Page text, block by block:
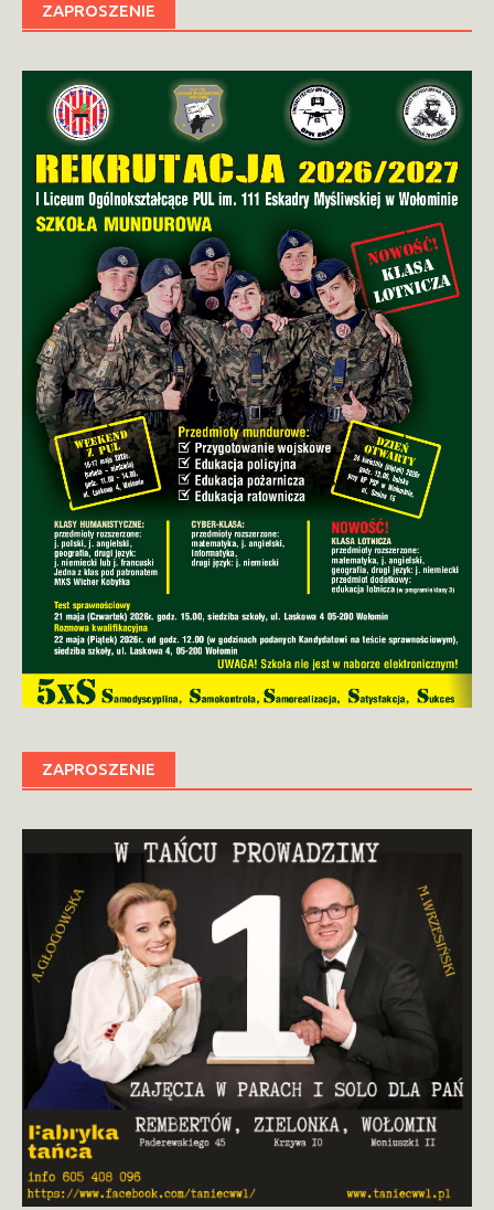
ZAPROSZENIE
ZAPROSZENIE